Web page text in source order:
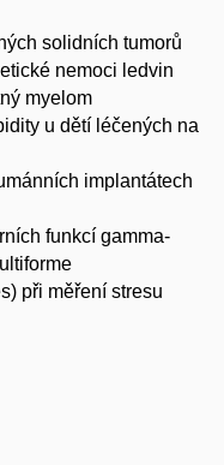
solidních tumorů
nemoci ledvin
myelom
u dětí léčených na
implantátech
funkcí gamma-
při měření stresu